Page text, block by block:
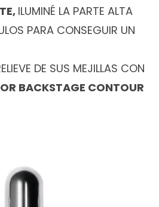
ILUMINÉ LA PARTE ALTA
PARA CONSEGUIR UN
DE SUS MEJILLAS CON
BACKSTAGE CONTOUR